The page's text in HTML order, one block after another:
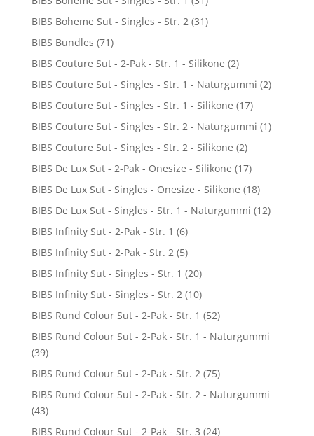
BIBS Boheme Sut - Singles - Str. 2 (31)
BIBS Bundles (71)
BIBS Couture Sut - 2-Pak - Str. 1 - Silikone (2)
BIBS Couture Sut - Singles - Str. 1 - Naturgummi (2)
BIBS Couture Sut - Singles - Str. 1 - Silikone (17)
BIBS Couture Sut - Singles - Str. 2 - Naturgummi (1)
BIBS Couture Sut - Singles - Str. 2 - Silikone (2)
BIBS De Lux Sut - 2-Pak - Onesize - Silikone (17)
BIBS De Lux Sut - Singles - Onesize - Silikone (18)
BIBS De Lux Sut - Singles - Str. 1 - Naturgummi (12)
BIBS Infinity Sut - 2-Pak - Str. 1 (6)
BIBS Infinity Sut - 2-Pak - Str. 2 (5)
BIBS Infinity Sut - Singles - Str. 1 (20)
BIBS Infinity Sut - Singles - Str. 2 (10)
BIBS Rund Colour Sut - 2-Pak - Str. 1 (52)
BIBS Rund Colour Sut - 2-Pak - Str. 1 - Naturgummi
(39)
BIBS Rund Colour Sut - 2-Pak - Str. 2 (75)
BIBS Rund Colour Sut - 2-Pak - Str. 2 - Naturgummi
(43)
BIBS Rund Colour Sut - 2-Pak - Str. 3 (24)